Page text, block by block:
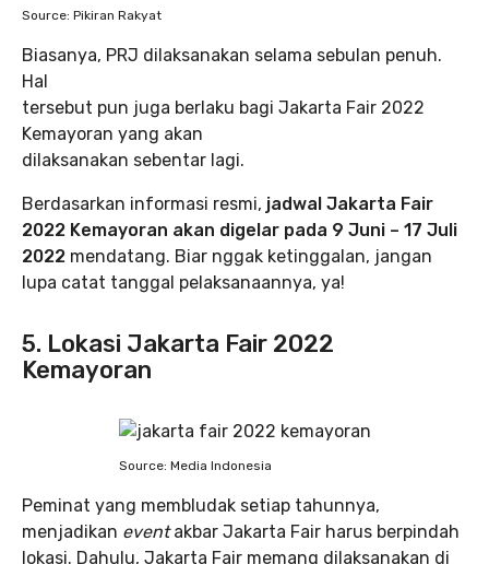
Source: Pikiran Rakyat
Biasanya, PRJ dilaksanakan selama sebulan penuh.
Hal
tersebut pun juga berlaku bagi Jakarta Fair 2022
Kemayoran yang akan
dilaksanakan sebentar lagi.
Berdasarkan informasi resmi, jadwal Jakarta Fair
2022 Kemayoran akan digelar pada 9 Juni – 17 Juli
2022 mendatang. Biar nggak ketinggalan, jangan
lupa catat tanggal pelaksanaannya, ya!
5. Lokasi Jakarta Fair 2022
Kemayoran
Source: Media Indonesia
Peminat yang membludak setiap tahunnya,
menjadikan eventakbar Jakarta Fair harus berpindah
lokasi. Dahulu, Jakarta Fair memang dilaksanakan di